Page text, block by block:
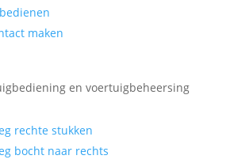
maken
en voertuigbeheersing
rechte stukken
bocht naar rechts